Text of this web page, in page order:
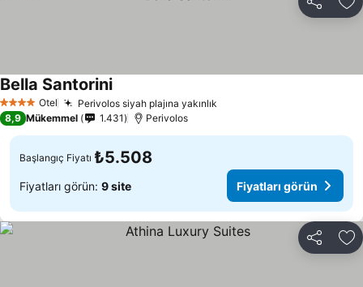
Paylaş
4 Yıldız Otel Perivolos siyah plajına yakınlık
Bella Santorini
8,9 Mükemmel 1.431 Perivolos
Başlangıç Fiyatı ₺5.508
Fiyatları görün: 9 site Fiyatları görün
Paylaş